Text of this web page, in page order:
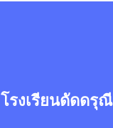
โรงเรียนดัดดรุณี